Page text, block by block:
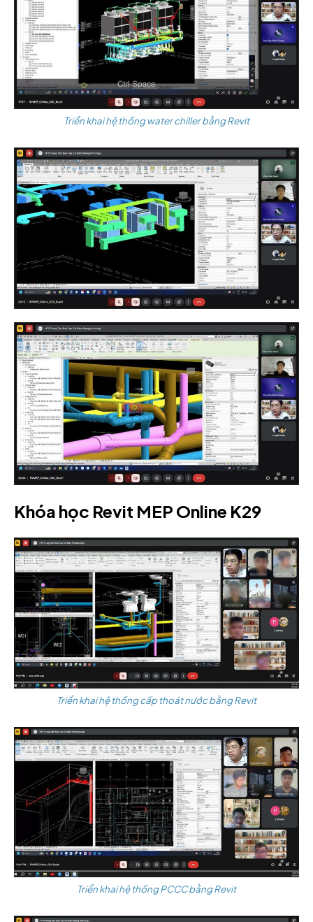
Triển khai hệ thống water chiller bằng Revit
Khóa học Revit MEP Online K29
Triển khai hệ thống cấp thoát nước bằng Revit
Triển khai hệ thống PCCC bằng Revit